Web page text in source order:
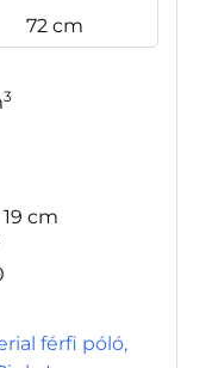
72 cm
3
cm
férfi póló,